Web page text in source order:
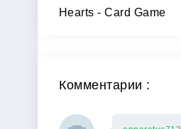
Hearts - Card Game
Комментарии :